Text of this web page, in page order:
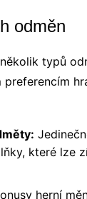
odměn
typů
které lze
herní